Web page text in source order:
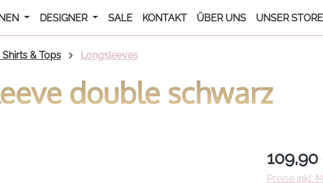
DESIGNER SALE KONTAKT ÜBER UNS UNSER STORE
& Tops Longsleeves
double schwarz
Regulärer
Preise inkl.